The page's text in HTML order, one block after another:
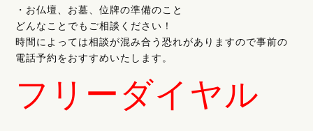
・お仏壇、お墓、位牌の準備のこと
どんなことでもご相談ください！
時間によっては相談が混み合う恐れがありますので事前の
電話予約をおすすめいたします。
フリーダイヤル